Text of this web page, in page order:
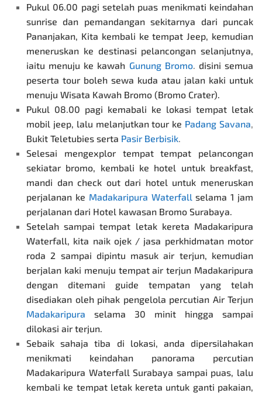
Pukul 06.00 pagi setelah puas menikmati keindahan
sunrise dan pemandangan sekitarnya dari puncak
Pananjakan, Kita kembali ke tempat Jeep, kemudian
meneruskan ke destinasi pelancongan selanjutnya,
iaitu menuju ke kawah Gunung Bromo. disini semua
peserta tour boleh sewa kuda atau jalan kaki untuk
menuju Wisata Kawah Bromo (Bromo Crater).
Pukul 08.00 pagi kemabali ke lokasi tempat letak
mobil jeep, lalu melanjutkan tour ke Padang Savana
Bukit Teletubies serta Pasir Berbisik
Selesai mengexplor tempat tempat pelancongan
sekiatar bromo, kembali ke hotel untuk breakfast,
mandi dan check out dari hotel untuk meneruskan
perjalanan ke Madakaripura Waterfall selama 1 jam
perjalanan dari Hotel kawasan Bromo Surabaya.
Setelah sampai tempat letak kereta Madakaripura
Waterfall, kita naik ojek / jasa perkhidmatan motor
roda 2 sampai dipintu masuk air terjun, kemudian
berjalan kaki menuju tempat air terjun Madakaripura
dengan ditemani guide tempatan yang telah
disediakan oleh pihak pengelola percutian Air Terjun
Madakaripura
selama 30 minit hingga sampai
dilokasi air terjun.
Sebaik sahaja tiba di lokasi, anda dipersilahakan
menikmati keindahan panorama percutian
Madakaripura Waterfall Surabaya sampai puas, lalu
kembali ke tempat letak kereta untuk ganti pakaian,